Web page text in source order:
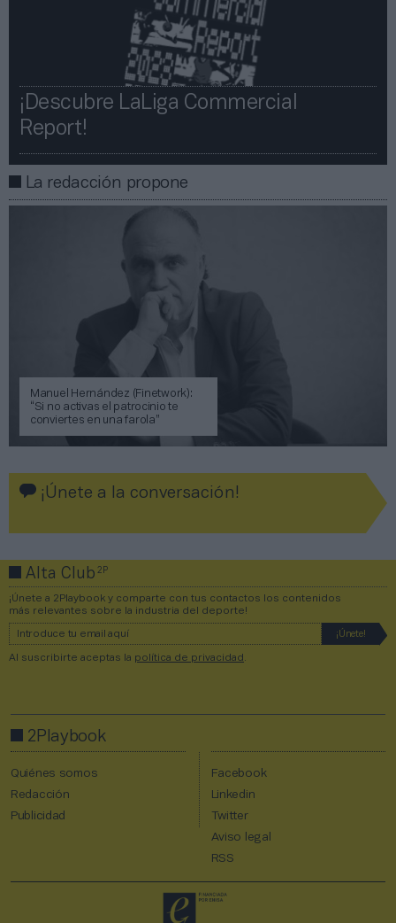
¡Descubre LaLiga Commercial
Report!​​
La redacción propone
Manuel Hernández (Finetwork):
“Si no activas el patrocinio te
conviertes en una farola”
¡Únete a la conversación!
Alta Club2P
¡Únete a 2Playbook y comparte con tus contactos los contenidos
más relevantes sobre la industria del deporte!
Al suscribirte aceptas la política de privacidad .
2Playbook
Quiénes somos
Redacción
Publicidad
Facebook
Linkedin
Twitter
Aviso legal
RSS